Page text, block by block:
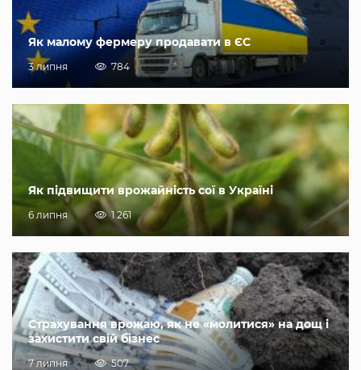
Як малому фермеру продавати в ЄС
3 липня 784
Як підвищити врожайність сої в Україні
6 липня 1 261
Страхування врожаю, як не «молитися» на дощ і
захистити свій бізнес
7 липня 507